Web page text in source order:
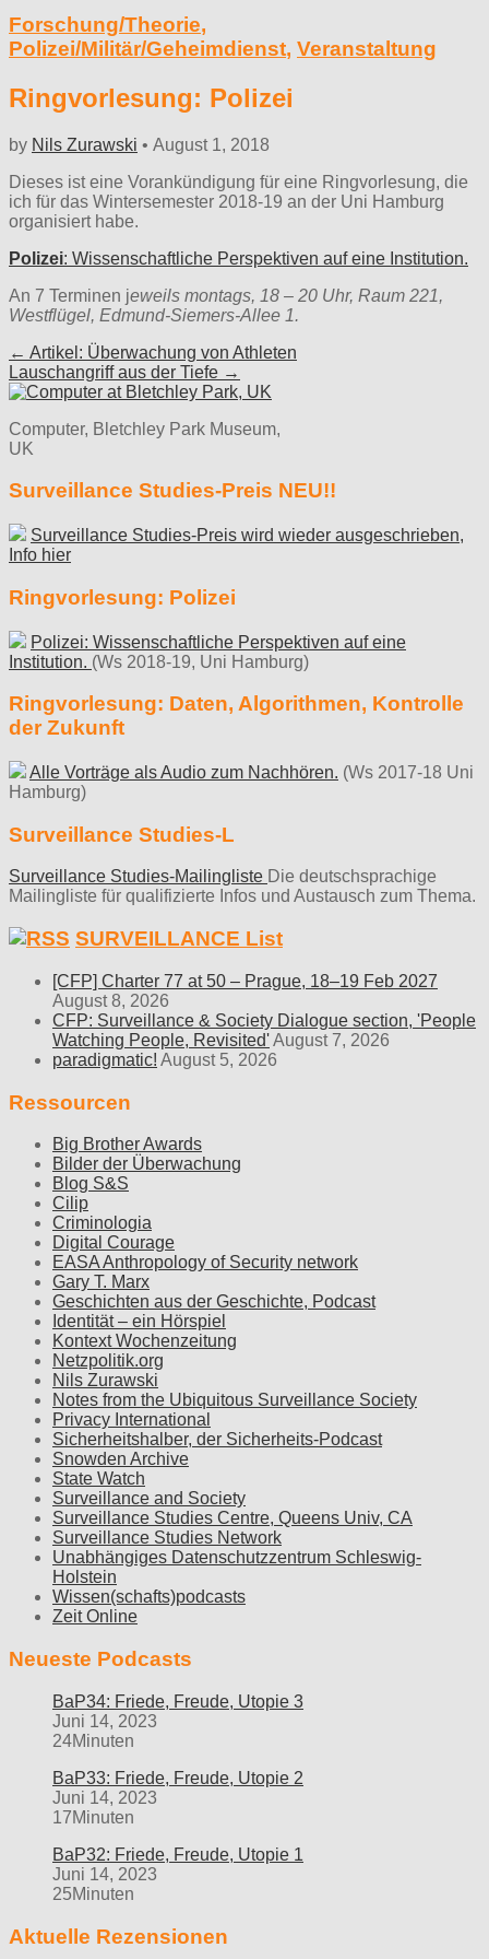
Forschung/Theorie,
Polizei/Militär/Geheimdienst, Veranstaltung
Ringvorlesung: Polizei
by Nils Zurawski • August 1, 2018
Dieses ist eine Vorankündigung für eine Ringvorlesung, die
ich für das Wintersemester 2018-19 an der Uni Hamburg
organisiert habe.
Polizei: Wissenschaftliche Perspektiven auf eine Institution.
An 7 Terminen jeweils montags, 18 – 20 Uhr, Raum 221,
Westflügel, Edmund-Siemers-Allee 1.
Post
navigation
← Artikel: Überwachung von Athleten
Lauschangriff aus der Tiefe →
Computer, Bletchley Park Museum,
UK
Surveillance Studies-Preis NEU!!
Surveillance Studies-Preis wird wieder ausgeschrieben,
Info hier
Ringvorlesung: Polizei
Polizei: Wissenschaftliche Perspektiven auf eine
Institution. (Ws 2018-19, Uni Hamburg)
Ringvorlesung: Daten, Algorithmen, Kontrolle
der Zukunft
Alle Vorträge als Audio zum Nachhören. (Ws 2017-18 Uni
Hamburg)
Surveillance Studies-L
Surveillance Studies-Mailingliste Die deutschsprachige
Mailingliste für qualifizierte Infos und Austausch zum Thema.
SURVEILLANCE List
[CFP] Charter 77 at 50 – Prague, 18–19 Feb 2027
August 8, 2026
CFP: Surveillance & Society Dialogue section, 'People
Watching People, Revisited'August 7, 2026
paradigmatic! August 5, 2026
Ressourcen
Big Brother Awards
Bilder der Überwachung
Blog S&S
Cilip
Criminologia
Digital Courage
EASA Anthropology of Security network
Gary T. Marx
Geschichten aus der Geschichte, Podcast
Identität – ein Hörspiel
Kontext Wochenzeitung
Netzpolitik.org
Nils Zurawski
Notes from the Ubiquitous Surveillance Society
Privacy International
Sicherheitshalber, der Sicherheits-Podcast
Snowden Archive
State Watch
Surveillance and Society
Surveillance Studies Centre, Queens Univ, CA
Surveillance Studies Network
Unabhängiges Datenschutzzentrum Schleswig-
Holstein
Wissen(schafts)podcasts
Zeit Online
Neueste Podcasts
BaP34: Friede, Freude, Utopie 3
Juni 14, 2023
24Minuten
BaP33: Friede, Freude, Utopie 2
Juni 14, 2023
17Minuten
BaP32: Friede, Freude, Utopie 1
Juni 14, 2023
25Minuten
Aktuelle Rezensionen